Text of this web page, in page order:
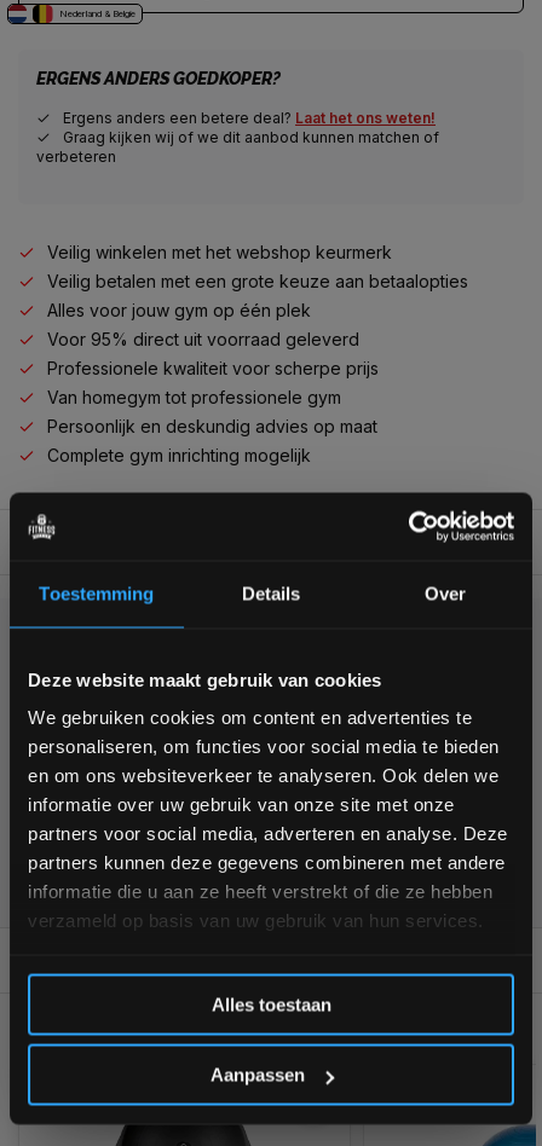
Toestemming Details Over
Deze website maakt gebruik van cookies
We gebruiken cookies om content en advertenties te
personaliseren, om functies voor social media te bieden
en om ons websiteverkeer te analyseren. Ook delen we
informatie over uw gebruik van onze site met onze
partners voor social media, adverteren en analyse. Deze
partners kunnen deze gegevens combineren met andere
informatie die u aan ze heeft verstrekt of die ze hebben
verzameld op basis van uw gebruik van hun services.
Alles toestaan
Aanpassen
Nederland & Belgie
ERGENS ANDERS GOEDKOPER?
Ergens anders een betere deal? Laat het ons weten!
Graag kijken wij of we dit aanbod kunnen matchen of
verbeteren
Veilig winkelen met het webshop keurmerk
Veilig betalen met een grote keuze aan betaalopties
Alles voor jouw gym op één plek
Voor 95% direct uit voorraad geleverd
Professionele kwaliteit voor scherpe prijs
Van homegym tot professionele gym
Persoonlijk en deskundig advies op maat
Complete gym inrichting mogelijk
BESCHRIJVING
+31 (0)24 645 1309
355 customers give us a 4,7/5 at
GERELATEERDE PRODUCTEN
Bam! 5% korting op je volgende
bestelling
Schrijf je in voor onze nieuwsbrief om op de hoogte te
blijven over onze nieuwe producten, deals en meer
interessante info. Ontvang 5% korting op je eerstvolgende
aankoop! 😀
Inschrijven
*Verzendkosten vallen buiten de korting